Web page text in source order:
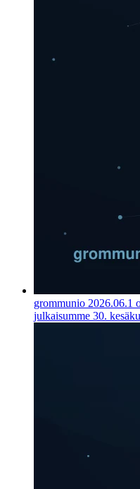
grommunio 2026.06.1
julkaisumme 30.